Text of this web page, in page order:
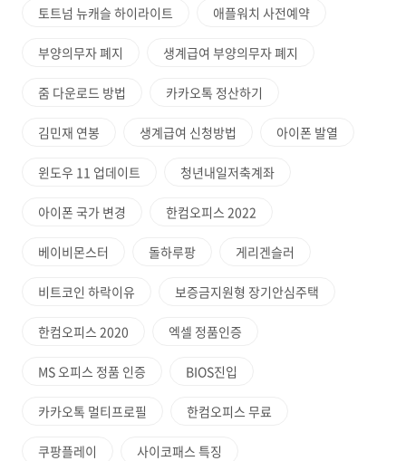
토트넘 뉴캐슬 하이라이트 애플워치 사전예약
부양의무자 폐지 생계급여 부양의무자 폐지
줌 다운로드 방법 카카오톡 정산하기
김민재 연봉 생계급여 신청방법 아이폰 발열
윈도우 11 업데이트 청년내일저축계좌
아이폰 국가 변경 한컴오피스 2022
베이비몬스터 돌하루팡 게리겐슬러
비트코인 하락이유 보증금지원형 장기안심주택
한컴오피스 2020 엑셀 정품인증
MS 오피스 정품 인증 BIOS진입
카카오톡 멀티프로필 한컴오피스 무료
쿠팡플레이 사이코패스 특징